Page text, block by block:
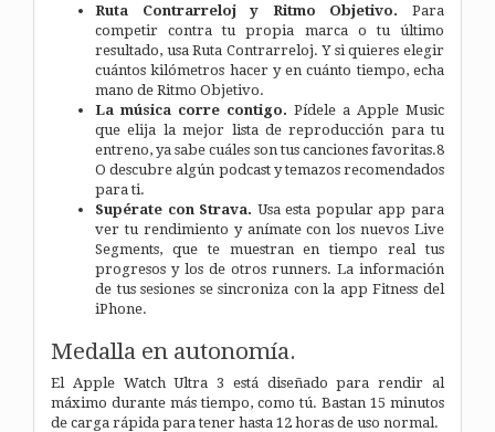
Ruta Contrarreloj y Ritmo Objetivo. Para
competir contra tu propia marca o tu último
resultado, usa Ruta Contrarreloj. Y si quieres elegir
cuántos kilómetros hacer y en cuánto tiempo, echa
mano de Ritmo Objetivo.
La música corre contigo. Pídele a Apple Music
que elija la mejor lista de reproducción para tu
entreno, ya sabe cuáles son tus canciones favoritas.8
O descubre algún podcast y temazos recomendados
para ti.
Supérate con Strava. Usa esta popular app para
ver tu rendimiento y anímate con los nuevos Live
Segments, que te muestran en tiempo real tus
progresos y los de otros runners. La información
de tus sesiones se sincroniza con la app Fitness del
iPhone.
Medalla en autonomía.
El Apple Watch Ultra 3 está diseñado para rendir al
máximo durante más tiempo, como tú. Bastan 15 minutos
de carga rápida para tener hasta 12 horas de uso normal.